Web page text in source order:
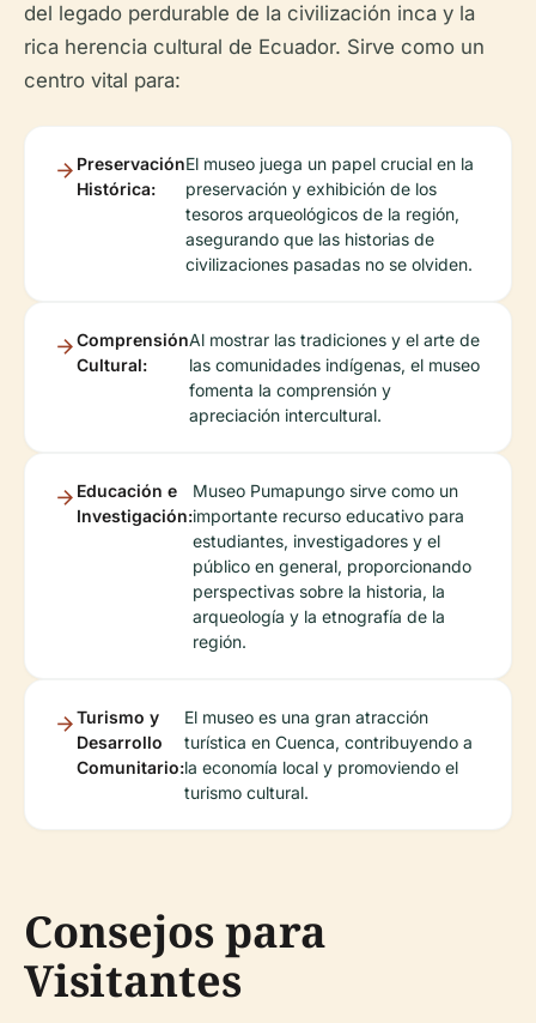
del legado perdurable de la civilización inca y la
rica herencia cultural de Ecuador. Sirve como un
centro vital para:
Preservación
Histórica:
El museo juega un papel crucial en la
preservación y exhibición de los
tesoros arqueológicos de la región,
asegurando que las historias de
civilizaciones pasadas no se olviden.
Comprensión
Cultural:
Al mostrar las tradiciones y el arte de
las comunidades indígenas, el museo
fomenta la comprensión y
apreciación intercultural.
Educación e
Investigación:
Museo Pumapungo sirve como un
importante recurso educativo para
estudiantes, investigadores y el
público en general, proporcionando
perspectivas sobre la historia, la
arqueología y la etnografía de la
región.
Turismo y
Desarrollo
Comunitario:
El museo es una gran atracción
turística en Cuenca, contribuyendo a
la economía local y promoviendo el
turismo cultural.
Consejos para
Visitantes